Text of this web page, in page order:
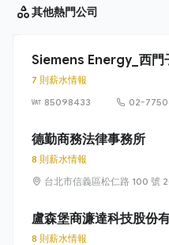
其他熱門公司
Siemens Energy_西門
7 則薪水情報
85098433
02-
德勤商務法律事務所
8 則薪水情報
台北市信義區松仁路 100 號
盧森堡商濂達科技股份
8 則薪水情報